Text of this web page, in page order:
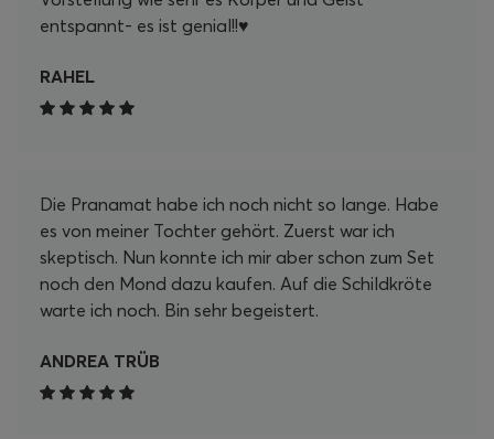
entspannt- es ist genial!!♥️
RAHEL
Die Pranamat habe ich noch nicht so lange. Habe
es von meiner Tochter gehört. Zuerst war ich
skeptisch. Nun konnte ich mir aber schon zum Set
noch den Mond dazu kaufen. Auf die Schildkröte
warte ich noch. Bin sehr begeistert.
ANDREA TRÜB